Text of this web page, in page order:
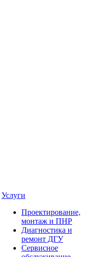
Услуги
Проектирование,
монтаж и ПНР
Диагностика и
ремонт ДГУ
Сервисное